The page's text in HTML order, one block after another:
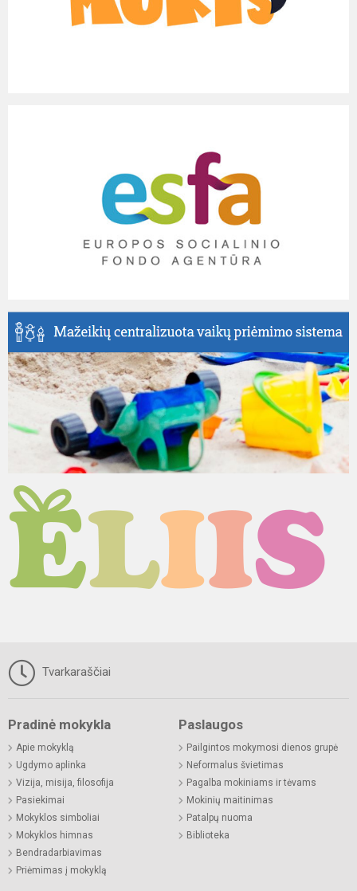
Tvarkaraščiai
Pradinė mokykla
Apie mokyklą
Ugdymo aplinka
Vizija, misija, filosofija
Pasiekimai
Mokyklos simboliai
Mokyklos himnas
Bendradarbiavimas
Priėmimas į mokyklą
Paslaugos
Pailgintos mokymosi dienos grupė
Neformalus švietimas
Pagalba mokiniams ir tėvams
Mokinių maitinimas
Patalpų nuoma
Biblioteka